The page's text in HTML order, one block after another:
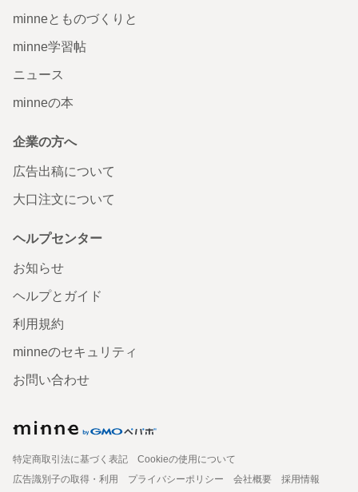
minneとものづくりと
minne学習帖
ニュース
minneの本
企業の方へ
広告出稿について
大口注文について
ヘルプセンター
お知らせ
ヘルプとガイド
利用規約
minneのセキュリティ
お問い合わせ
特定商取引法に基づく表記
Cookieの使用について
広告識別子の取得・利用
プライバシーポリシー 会社概要
採用情報